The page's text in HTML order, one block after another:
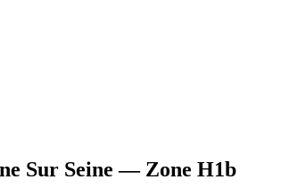
Sur Seine — Zone H1b